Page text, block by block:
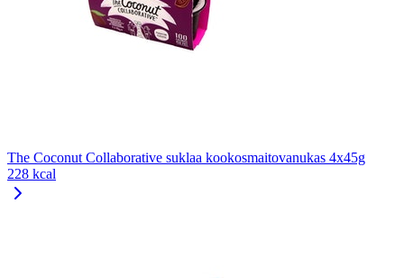
The Coconut Collaborative suklaa kookosmaitovanukas 4x45g
228 kcal